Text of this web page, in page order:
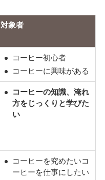
対象者
コーヒー初心者
コーヒーに興味がある
コーヒーの知識、淹れ
方をじっくりと学びた
い
コーヒーを究めたいコ
ーヒーを仕事にしたい